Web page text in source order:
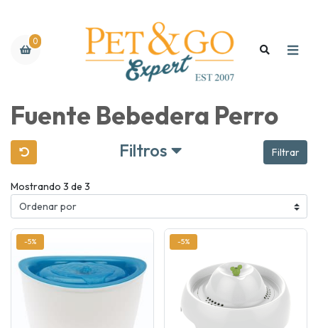
0
Fuente Bebedera Perro
Filtros Filtrar
Mostrando 3 de 3
-5% -5%